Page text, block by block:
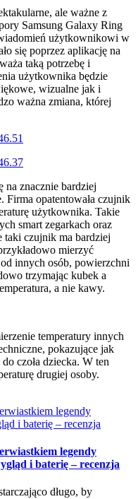
ale ważne z
Samsung Galaxy Ring
użytkownikowi w
się poprzez aplikację na
taką potrzebę i
użytkownika będzie
wizualne jak i
ważna zmiana, której
na znacznie bardziej
opatentowała czujnik
użytkownika. Takie
smart zegarkach oraz
taki czujnik ma bardziej
mierzyć
innych osób, powierzchni
trzymając kubek a
a nie kawy.
temperatury innych
pokazujące jak
czoła dziecka. W ten
drugiej osoby.
legendy
i baterię – recenzja
długo, by